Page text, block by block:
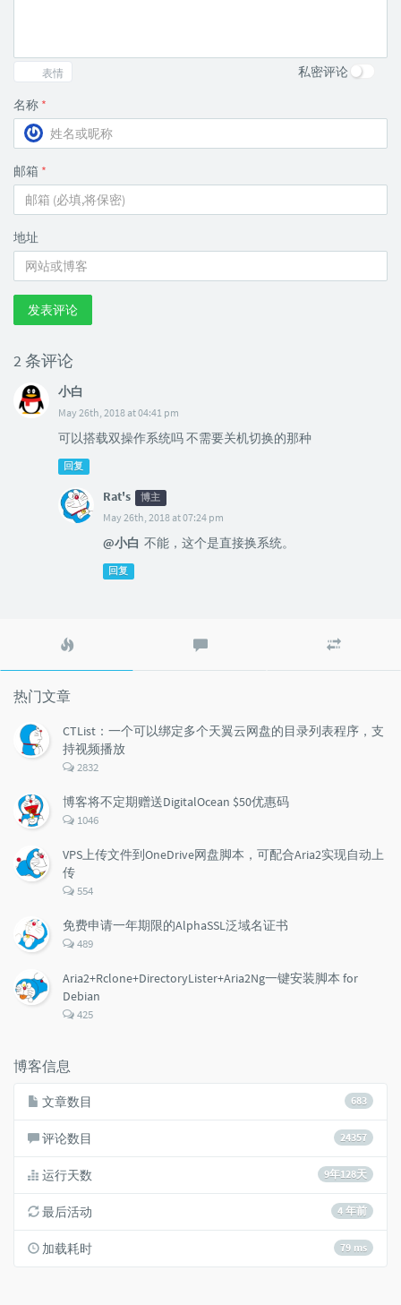
表情 私密评论
名称 *
邮箱 *
地址
发表评论
2 条评论
小白
May 26th, 2018 at 04:41 pm
可以搭载双操作系统吗 不需要关机切换的那种
回复
Rat's 博主
May 26th, 2018 at 07:24 pm
@小白 不能，这个是直接换系统。
回复
文
评
文
热门文章
CTList：一个可以绑定多个天翼云网盘的目录列表程序，支
持视频播放
评
数：
2832
博客将不定期赠送DigitalOcean $50优惠码
评
数：
1046
VPS上传文件到OneDrive网盘脚本，可配合Aria2实现自动上
传
评
数：
554
免费申请一年期限的AlphaSSL泛域名证书
评
数：
489
Aria2+Rclone+DirectoryLister+Aria2Ng一键安装脚本 for
Debian
评
425
博客信息
683
文章数目
24357
评论数目
9年128天
运行天数
4 年前
最后活动
79 ms
加载耗时